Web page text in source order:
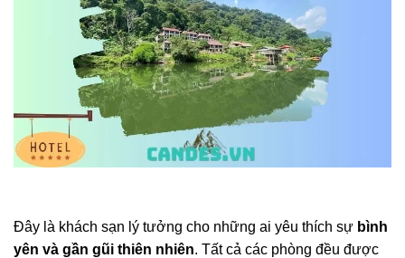
Đây là khách sạn lý tưởng cho những ai yêu thích sự bình
yên và gần gũi thiên nhiên. Tất cả các phòng đều được